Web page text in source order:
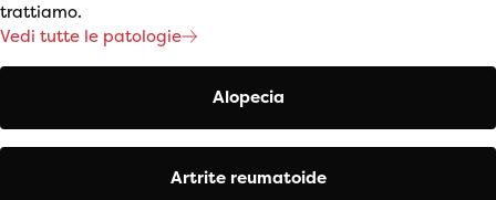
trattiamo.
Vedi tutte le patologie
Alopecia
Artrite reumatoide